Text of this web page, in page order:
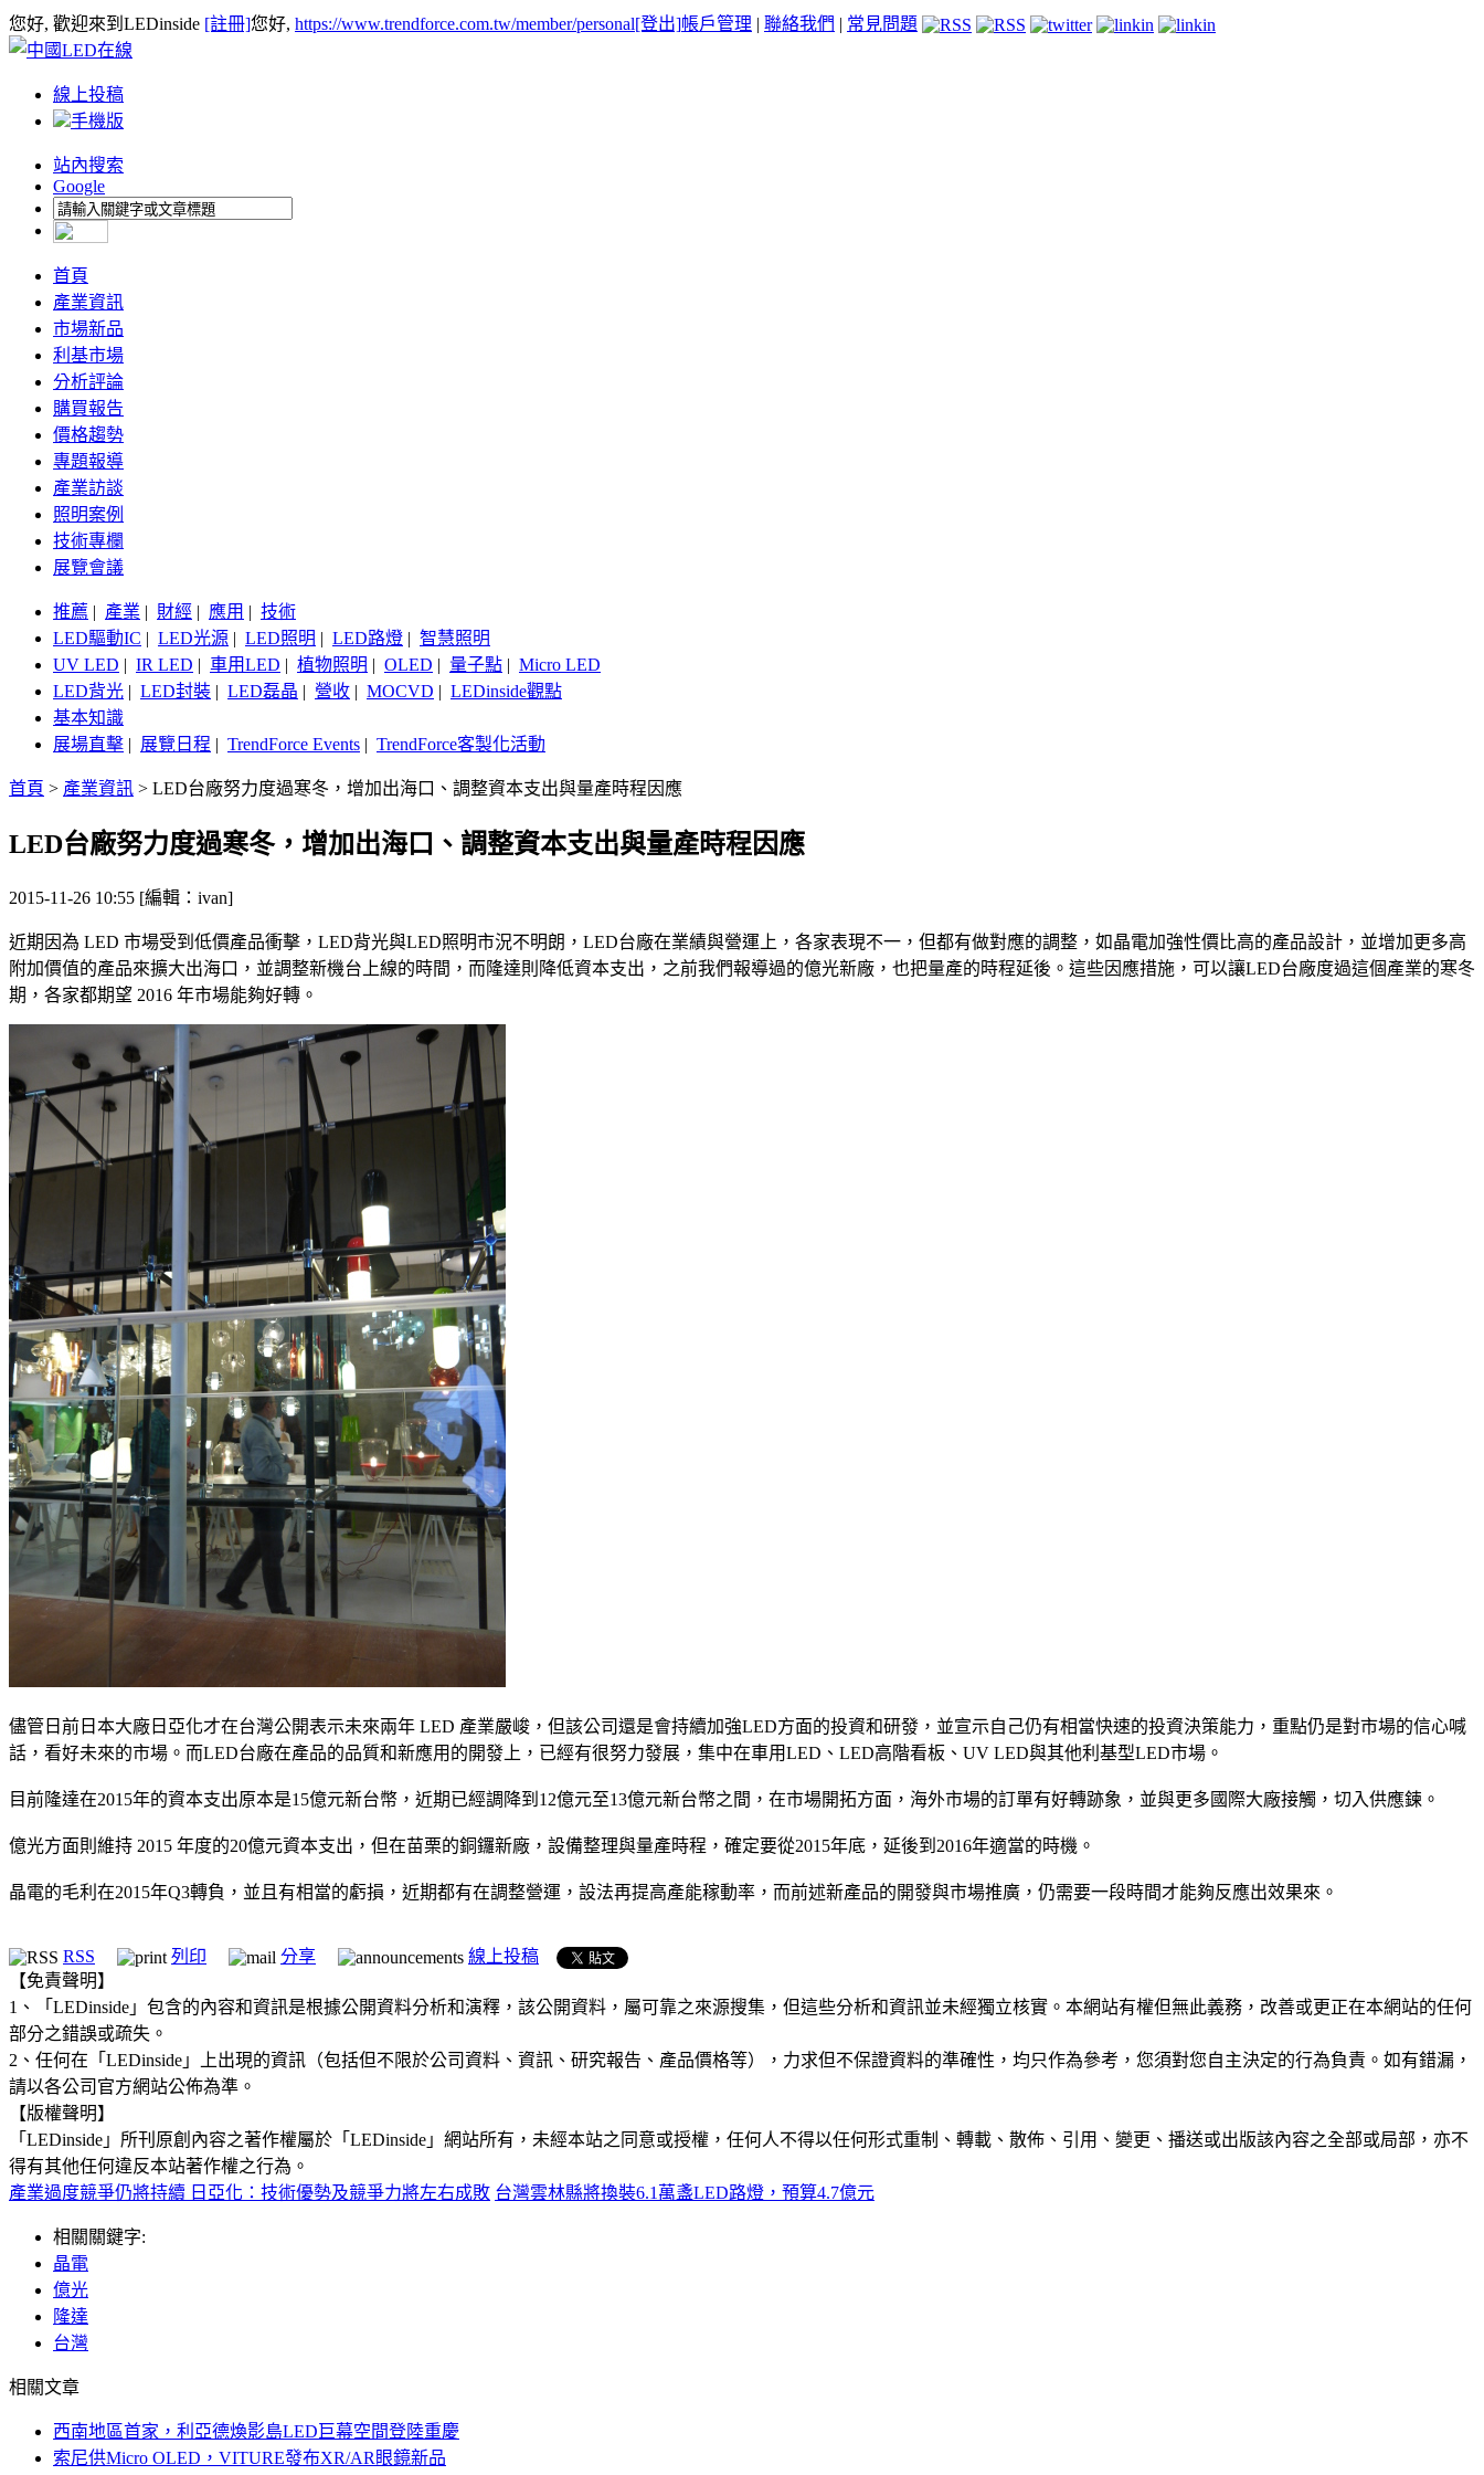
您好, 歡迎來到LEDinside [註冊]您好, https://www.trendforce.com.tw/member/personal[登出]帳戶管理 | 聯絡我們 | 常見問題
線上投稿
手機版
站內搜索
Google
首頁
產業資訊
市場新品
利基市場
分析評論
購買報告
價格趨勢
專題報導
產業訪談
照明案例
技術專欄
展覽會議
推薦 | 產業 | 財經 | 應用 | 技術
LED驅動IC | LED光源 | LED照明 | LED路燈 | 智慧照明
UV LED | IR LED | 車用LED | 植物照明 | OLED | 量子點 | Micro LED
LED背光 | LED封裝 | LED磊晶 | 營收 | MOCVD | LEDinside觀點
基本知識
展場直擊 | 展覽日程 | TrendForce Events | TrendForce客製化活動
首頁 > 產業資訊 > LED台廠努力度過寒冬，增加出海口、調整資本支出與量產時程因應
LED台廠努力度過寒冬，增加出海口、調整資本支出與量產時程因應
2015-11-26 10:55 [編輯：ivan]
近期因為 LED 市場受到低價產品衝擊，LED背光與LED照明市況不明朗，LED台廠在業績與營運上，各家表現不一，但都有做對應的調整，如晶電加強性價比高的產品設計，並增加更多高
附加價值的產品來擴大出海口，並調整新機台上線的時間，而隆達則降低資本支出，之前我們報導過的億光新廠，也把量產的時程延後。這些因應措施，可以讓LED台廠度過這個產業的寒冬
期，各家都期望 2016 年市場能夠好轉。
儘管日前日本大廠日亞化才在台灣公開表示未來兩年 LED 產業嚴峻，但該公司還是會持續加強LED方面的投資和研發，並宣示自己仍有相當快速的投資決策能力，重點仍是對市場的信心喊
話，看好未來的市場。而LED台廠在產品的品質和新應用的開發上，已經有很努力發展，集中在車用LED、LED高階看板、UV LED與其他利基型LED市場。
目前隆達在2015年的資本支出原本是15億元新台幣，近期已經調降到12億元至13億元新台幣之間，在市場開拓方面，海外市場的訂單有好轉跡象，並與更多國際大廠接觸，切入供應鍊。
億光方面則維持 2015 年度的20億元資本支出，但在苗栗的銅鑼新廠，設備整理與量產時程，確定要從2015年底，延後到2016年適當的時機。
晶電的毛利在2015年Q3轉負，並且有相當的虧損，近期都有在調整營運，設法再提高產能稼動率，而前述新產品的開發與市場推廣，仍需要一段時間才能夠反應出效果來。
RSS 列印 分享
線上投稿
【免責聲明】
1、「LEDinside」包含的內容和資訊是根據公開資料分析和演釋，該公開資料，屬可靠之來源搜集，但這些分析和資訊並未經獨立核實。本網站有權但無此義務，改善或更正在本網站的任何
部分之錯誤或疏失。
2、任何在「LEDinside」上出現的資訊（包括但不限於公司資料、資訊、研究報告、產品價格等），力求但不保證資料的準確性，均只作為參考，您須對您自主決定的行為負責。如有錯漏，
請以各公司官方網站公佈為準。
【版權聲明】
「LEDinside」所刊原創內容之著作權屬於「LEDinside」網站所有，未經本站之同意或授權，任何人不得以任何形式重制、轉載、散佈、引用、變更、播送或出版該內容之全部或局部，亦不
得有其他任何違反本站著作權之行為。
產業過度競爭仍將持續 日亞化：技術優勢及競爭力將左右成敗 台灣雲林縣將換裝6.1萬盞LED路燈，預算4.7億元
相關關鍵字:
晶電
億光
隆達
台灣
相關文章
西南地區首家，利亞德煥影島LED巨幕空間登陸重慶
索尼供Micro OLED，VITURE發布XR/AR眼鏡新品